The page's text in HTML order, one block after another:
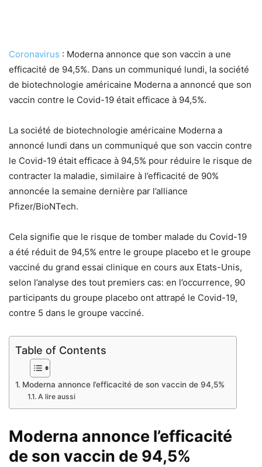
Coronavirus : Moderna annonce que son vaccin a une
efficacité de 94,5%. Dans un communiqué lundi, la société
de biotechnologie américaine Moderna a annoncé que son
vaccin contre le Covid-19 était efficace à 94,5%.
La société de biotechnologie américaine Moderna a
annoncé lundi dans un communiqué que son vaccin contre
le Covid-19 était efficace à 94,5% pour réduire le risque de
contracter la maladie, similaire à l’efficacité de 90%
annoncée la semaine dernière par l’alliance
Pfizer/BioNTech.
Cela signifie que le risque de tomber malade du Covid-19
a été réduit de 94,5% entre le groupe placebo et le groupe
vacciné du grand essai clinique en cours aux Etats-Unis,
selon l’analyse des tout premiers cas: en l’occurrence, 90
participants du groupe placebo ont attrapé le Covid-19,
contre 5 dans le groupe vacciné.
Table of Contents
Moderna annonce l’efficacité de son vaccin de 94,5%
A lire aussi
Moderna annonce l’efficacité
de son vaccin de 94,5%